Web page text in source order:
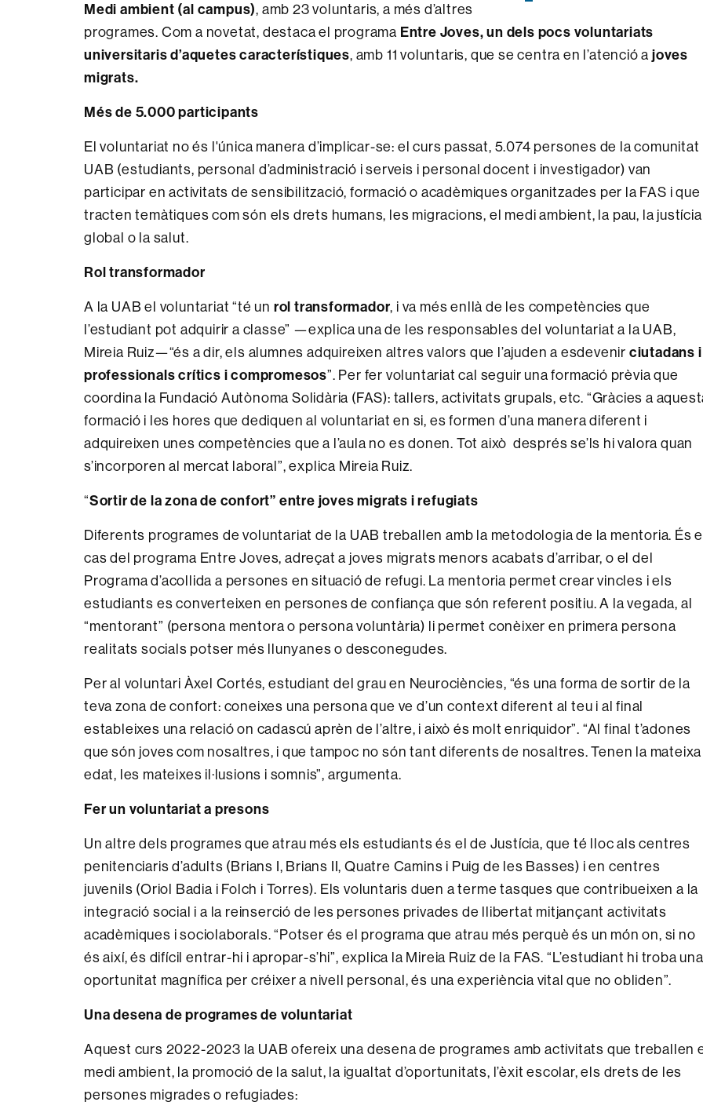
Medi ambient (al campus), amb 23 voluntaris, a més d’altres
programes. Com a novetat, destaca el programa Entre Joves, un dels pocs voluntariats
universitaris d’aquetes característiques, amb 11 voluntaris, que se centra en l’atenció ajoves
migrats.
Més de 5.000 participants
El voluntariat no és l'única manera d’implicar-se: el curs passat, 5.074 persones de la comunitat
UAB (estudiants, personal d’administració i serveis i personal docent i investigador) van
participar en activitats de sensibilització, formació o acadèmiques organitzades per la FAS i que
tracten temàtiques com són els drets humans, les migracions, el medi ambient, la pau, la justícia
global o la salut.
Rol transformador
A la UAB el voluntariat “té un rol transformador, i va més enllà de les competències que
l’estudiant pot adquirir a classe” —explica una de les responsables del voluntariat a la UAB,
Mireia Ruiz—“és a dir, els alumnes adquireixen altres valors que l’ajuden a esdevenir ciutadans i
professionals crítics i compromesos”. Per fer voluntariat cal seguir una formació prèvia que
coordina la Fundació Autònoma Solidària (FAS): tallers, activitats grupals, etc. “Gràcies a
formació i les hores que dediquen al voluntariat en si, es formen d’una manera diferent i
adquireixen unes competències que a l’aula no es donen. Tot això després se’ls hi valora quan
s’incorporen al mercat laboral”, explica Mireia Ruiz.
“Sortir de la zona de confort” entre joves migrats i refugiats
Diferents programes de voluntariat de la UAB treballen amb la metodologia de la mentoria. És
cas del programa Entre Joves, adreçat a joves migrats menors acabats d’arribar, o el del
Programa d’acollida a persones en situació de refugi. La mentoria permet crear vincles i els
estudiants es converteixen en persones de confiança que són referent positiu. A la vegada, al
“mentorant” (persona mentora o persona voluntària) li permet conèixer en primera persona
realitats socials potser més llunyanes o desconegudes.
Per al voluntari Àxel Cortés, estudiant del grau en Neurociències, “és una forma de sortir de la
teva zona de confort: coneixes una persona que ve d’un context diferent al teu i al final
estableixes una relació on cadascú aprèn de l’altre, i això és molt enriquidor”. “Al final t’adones
que són joves com nosaltres, i que tampoc no són tant diferents de nosaltres. Tenen la mateixa
edat, les mateixes il·lusions i somnis”, argumenta.
Fer un voluntariat a presons
Un altre dels programes que atrau més els estudiants és el de Justícia, que té lloc als centres
penitenciaris d’adults (Brians I, Brians II, Quatre Camins i Puig de les Basses) i en centres
juvenils (Oriol Badia i Folch i Torres). Els voluntaris duen a terme tasques que contribueixen a la
integració social i a la reinserció de les persones privades de llibertat mitjançant activitats
acadèmiques i sociolaborals. “Potser és el programa que atrau més perquè és un món on, si no
és així, és difícil entrar-hi i apropar-s’hi”, explica la Mireia Ruiz de la FAS. “L’estudiant hi troba una
oportunitat magnífica per créixer a nivell personal, és una experiència vital que no obliden”.
Una desena de programes de voluntariat
Aquest curs 2022-2023 la UAB ofereix una desena de programes amb activitats que treballen
medi ambient, la promoció de la salut, la igualtat d’oportunitats, l’èxit escolar, els drets de les
persones migrades o refugiades: